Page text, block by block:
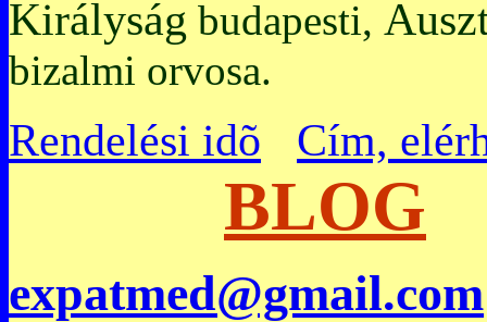
Királyság budapesti,
bizalmi orvosa.
Rendelési idõ Cím,
BLOG
expatmed@gmail.com